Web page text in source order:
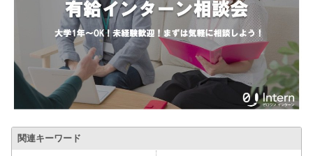
関連キーワード